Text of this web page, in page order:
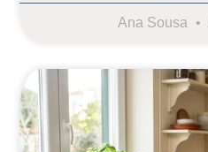
Ana Sousa